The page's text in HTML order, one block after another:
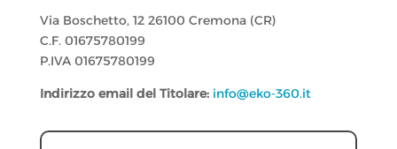
Via Boschetto, 12 26100 Cremona (CR)
C.F. 01675780199
P.IVA 01675780199
Indirizzo email del Titolare: info@eko-360.it